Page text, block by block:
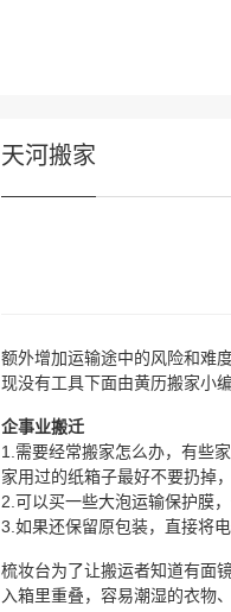
天河搬家
额外增加运输途中的风险和难
现没有工具下面由黄历搬家小
企事业搬迁
1.需要经常搬家怎么办，有些
家用过的纸箱子最好不要扔掉
2.可以买一些大泡运输保护膜
3.如果还保留原包装，直接将
梳妆台为了让搬运者知道有面
入箱里重叠，容易潮湿的衣物